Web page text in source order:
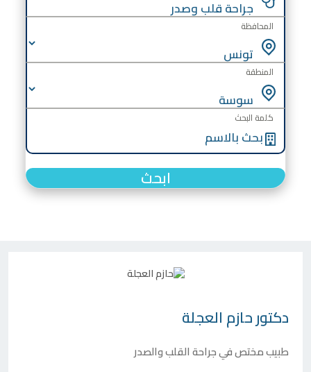
المحافظة
المنطقة
كلمة البحث
ابحث
دكتورحازم العجلة
طبيب مختص في جراحة القلب والصدر